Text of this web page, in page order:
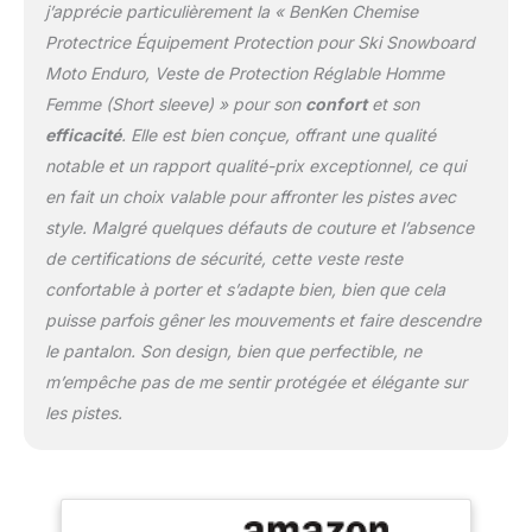
protéger des blessures
pendant l'exercice.
【Confort】L'équipement
de protection est léger,
durable, respirant et le
velcro réglable à la taille
peut être ajusté en
fonction de votre taille.
【Sports divers】 Que
ce soit le ski, le cyclisme,
le skateboard,
l'équitation, le vélo ou la
moto, la chemise de
protection est un
investissement
d'acheter.Si vous voulez
être plus à l'aise pendant
j’apprécie particulièrement la « BenKen Chemise
Protectrice Équipement Protection pour Ski Snowboard
Moto Enduro, Veste de Protection Réglable Homme
Femme (Short sleeve) » pour son confortet son
efficacité. Elle est bien conçue, offrant une qualité
notable et un rapport qualité-prix exceptionnel, ce qui
en fait un choix valable pour affronter les pistes avec
style. Malgré quelques défauts de couture et l’absence
de certifications de sécurité, cette veste reste
confortable à porter et s’adapte bien, bien que cela
puisse parfois gêner les mouvements et faire descendre
le pantalon. Son design, bien que perfectible, ne
m’empêche pas de me sentir protégée et élégante sur
les pistes.